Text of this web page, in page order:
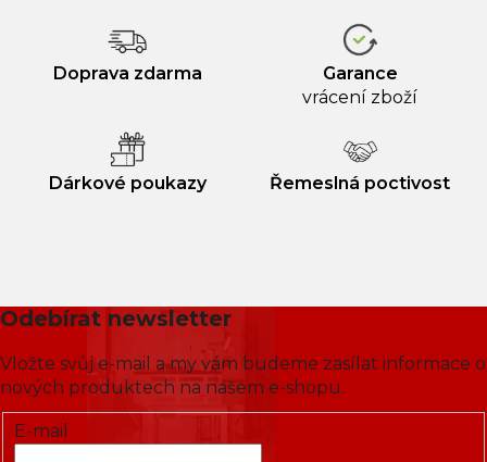
Doprava zdarma
Garance
vrácení zboží
Dárkové poukazy Řemeslná poctivost
Odebírat newsletter
Vložte svůj e-mail a my vám budeme zasílat informace o
nových produktech na našem e-shopu.
E-mail